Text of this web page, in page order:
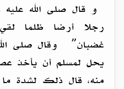
و قال صلى الله
رجلا أرضا ظلما
غضبان” وقال صلى
يحل لمسلم أن يأخذ
منه، قال ذلك لشدة